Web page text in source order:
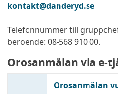
kontakt@danderyd.se
Telefonnummer till
beroende: 08-568 910 00.
Orosanmälan via e-
Orosanmälan